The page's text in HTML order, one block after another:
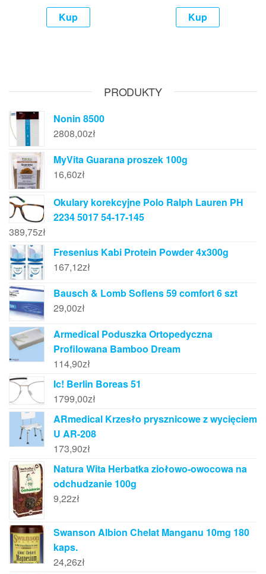
Kup Kup
PRODUKTY
Nonin 8500
2808,00zł
MyVita Guarana proszek 100g
16,60zł
Okulary korekcyjne Polo Ralph Lauren PH
2234 5017 54-17-145
389,75zł
Fresenius Kabi Protein Powder 4x300g
167,12zł
Bausch & Lomb Soflens 59 comfort 6 szt
29,00zł
Armedical Poduszka Ortopedyczna
Profilowana Bamboo Dream
114,90zł
Ic! Berlin Boreas 51
1799,00zł
ARmedical Krzesło prysznicowe z wycięciem
U AR-208
173,90zł
Natura Wita Herbatka ziołowo-owocowa na
odchudzanie 100g
9,22zł
Swanson Albion Chelat Manganu 10mg 180
kaps.
24,26zł